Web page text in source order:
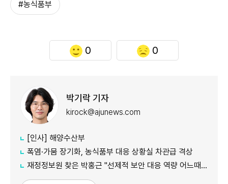
#농식품부
0 0
박기락 기자
kirock@ajunews.com
[인사] 해양수산부
폭염·가뭄 장기화, 농식품부 대응 상황실 차관급 격상
재정정보원 찾은 박홍근 "선제적 보안 대응 역량 어느때보다 중요"